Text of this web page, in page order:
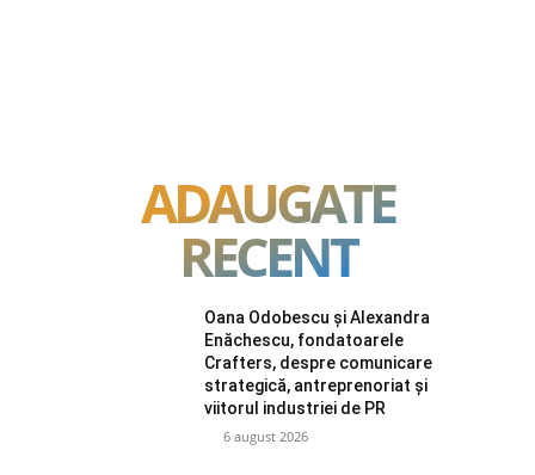
ADAUGATE
RECENT
Oana Odobescu și Alexandra
Enăchescu, fondatoarele
Crafters, despre comunicare
strategică, antreprenoriat și
viitorul industriei de PR
6 august 2026